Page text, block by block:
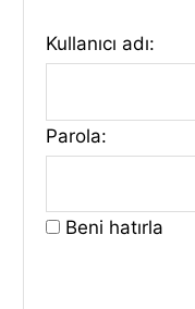
Kullanıcı adı:
Parola:
Beni hatırla